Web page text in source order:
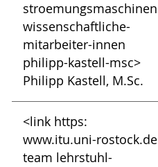
stroemungsmaschinen
wissenschaftliche-
mitarbeiter-innen
philipp-kastell-msc>
Philipp Kastell, M.Sc.
<link https:
www.itu.uni-rostock.de
team lehrstuhl-